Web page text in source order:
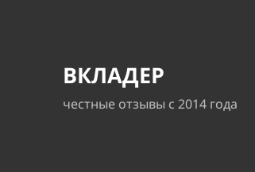
ВКЛАДЕР
честные отзывы с 2014 года